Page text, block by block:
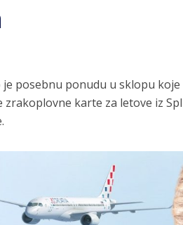
posebnu ponudu u sklopu
karte za letove iz